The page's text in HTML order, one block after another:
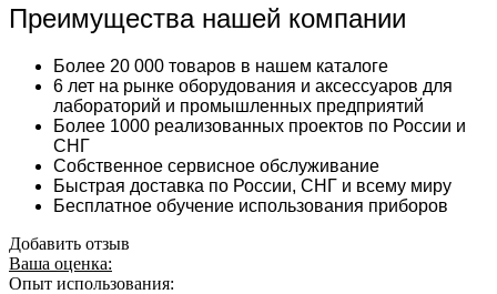
Преимущества нашей компании
Более 20 000 товаров в нашем каталоге
6 лет на рынке оборудования и аксессуаров для
лабораторий и промышленных предприятий
Более 1000 реализованных проектов по России и
СНГ
Собственное сервисное обслуживание
Быстрая доставка по России, СНГ и всему миру
Бесплатное обучение использования приборов
Добавить отзыв
Ваша оценка:
Опыт использования: